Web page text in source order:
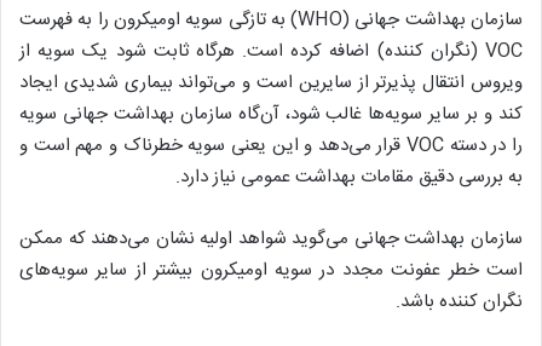
سازمان بهداشت جهانی (WHO) به تازگی سویه اومیکرون را به فهرست
VOC (نگران کننده) اضافه کرده است. هرگاه ثابت شود یک سویه از
ویروس انتقال پذیرتر از سایرین است و می‌تواند بیماری شدیدی ایجاد
کند و بر سایر سویه‌ها غالب شود، آن‌گاه سازمان بهداشت جهانی سویه
را در دسته VOC قرار می‌دهد و این یعنی سویه خطرناک و مهم است و
به بررسی دقیق مقامات بهداشت عمومی نیاز دارد.
سازمان بهداشت جهانی می‌گوید شواهد اولیه نشان می‌دهند که ممکن
است خطر عفونت مجدد در سویه اومیکرون بیشتر از سایر سویه‌های
نگران کننده باشد.